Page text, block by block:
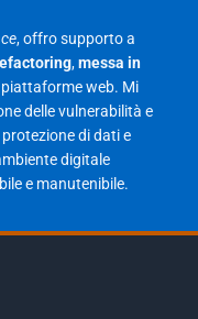
, offro supporto a
,messa in
web. Mi
delle vulnerabilità e
protezione di dati e
digitale
e manutenibile.